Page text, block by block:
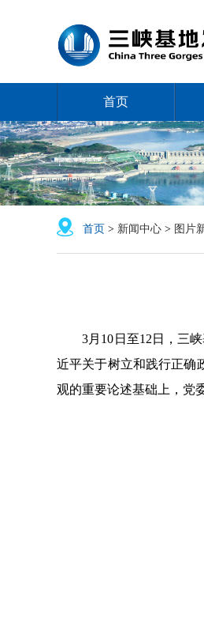
首页
首页 > 新闻中心 > 图片
3月10日至12日，三峡
近平关于树立和践行正确
观的重要论述基础上，党